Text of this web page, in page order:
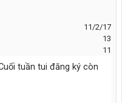
11/2/17
13
11
tuần tui đăng ký còn